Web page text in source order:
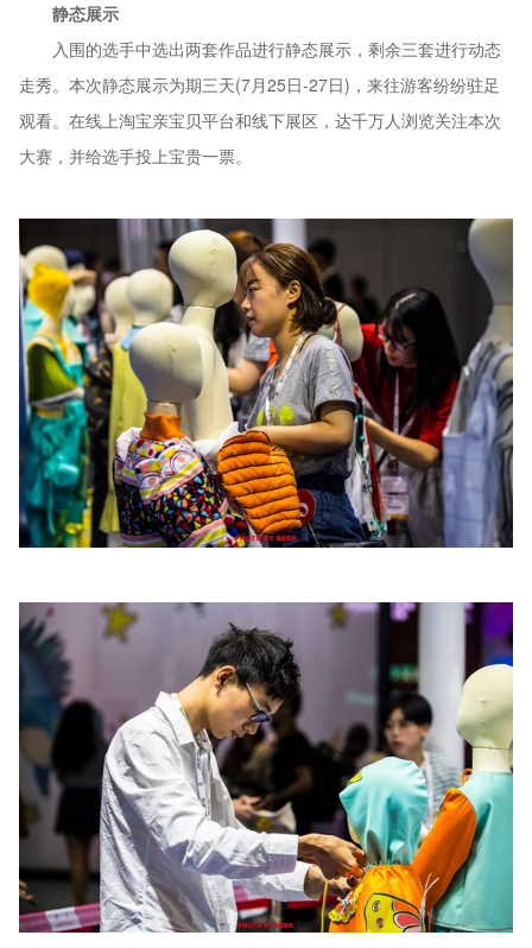
静态展示
入围的选手中选出两套作品进行静态展示，剩余三套进行动态
走秀。本次静态展示为期三天(7月25日-27日)，来往游客纷纷驻足
观看。在线上淘宝亲宝贝平台和线下展区，达千万人浏览关注本次
大赛，并给选手投上宝贵一票。